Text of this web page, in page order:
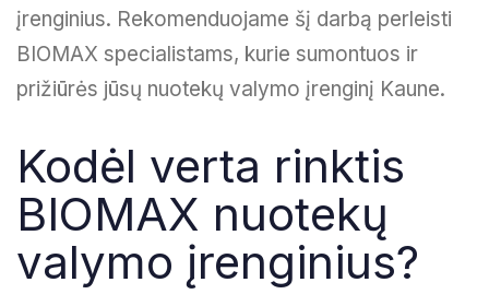
įrenginius. Rekomenduojame šį darbą perleisti
BIOMAX specialistams, kurie sumontuos ir
prižiūrės jūsų nuotekų valymo įrenginį Kaune.
Kodėl verta rinktis
BIOMAX nuotekų
valymo įrenginius?